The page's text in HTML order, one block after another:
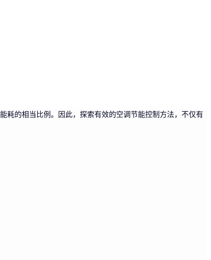
耗的相当比例。因此，探索有效的空调节能控制方法，不仅有